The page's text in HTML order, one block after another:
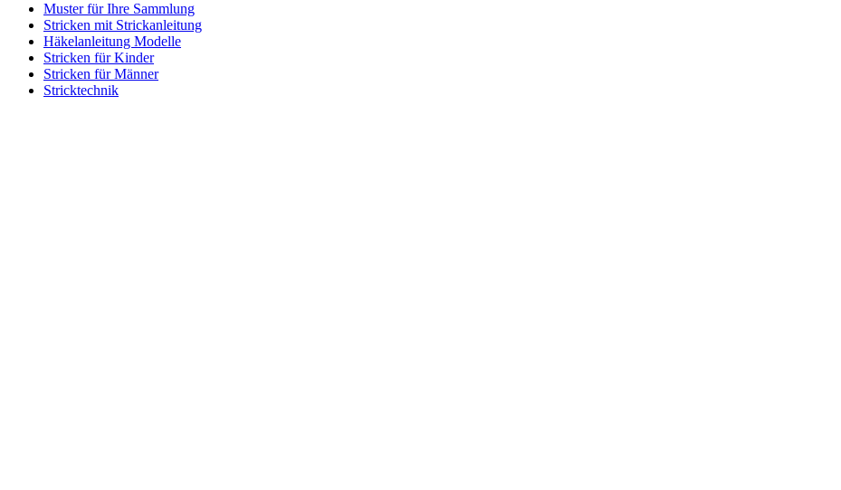
Muster für Ihre Sammlung
Stricken mit Strickanleitung
Häkelanleitung Modelle
Stricken für Kinder
Stricken für Männer
Stricktechnik